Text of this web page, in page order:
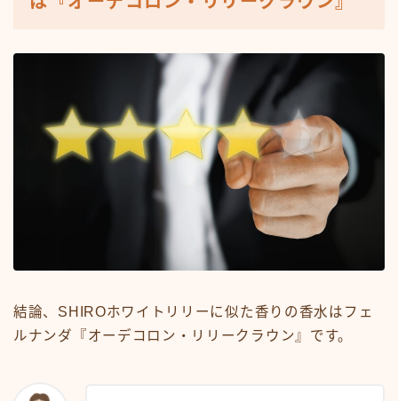
結論、SHIROホワイトリリーに似た香りの香水はフェ
ルナンダ『オーデコロン・リリークラウン』です。